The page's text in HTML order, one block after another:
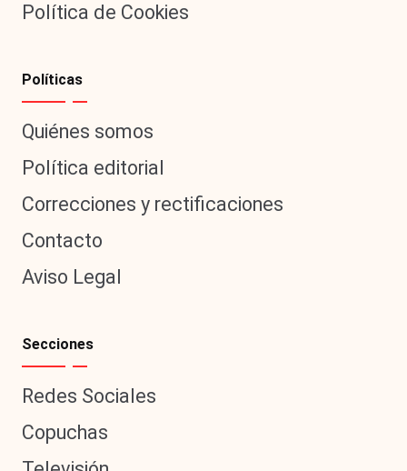
Política de Cookies
Políticas
Quiénes somos
Política editorial
Correcciones y rectificaciones
Contacto
Aviso Legal
Secciones
Redes Sociales
Copuchas